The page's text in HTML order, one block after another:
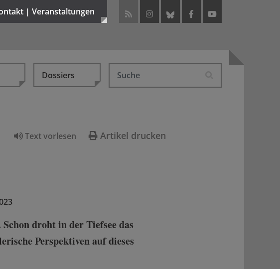
| Veranstaltungen
Dossiers
Text vorlesen Artikel drucken
droht in der Tiefsee das
Perspektiven auf dieses